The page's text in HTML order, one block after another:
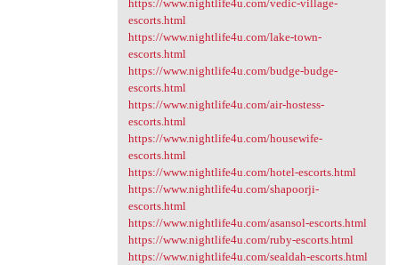
https://www.nightlife4u.com/vedic-village-
escorts.html
https://www.nightlife4u.com/lake-town-
escorts.html
https://www.nightlife4u.com/budge-budge-
escorts.html
https://www.nightlife4u.com/air-hostess-
escorts.html
https://www.nightlife4u.com/housewife-
escorts.html
https://www.nightlife4u.com/hotel-escorts.html
https://www.nightlife4u.com/shapoorji-
escorts.html
https://www.nightlife4u.com/asansol-escorts.html
https://www.nightlife4u.com/ruby-escorts.html
https://www.nightlife4u.com/sealdah-escorts.html